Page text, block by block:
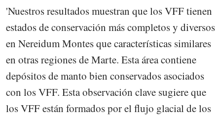
'Nuestros resultados muestran que los VFF tienen
estados de conservación más completos y diversos
en Nereidum Montes que características similares
en otras regiones de Marte. Esta área contiene
depósitos de manto bien conservados asociados
con los VFF. Esta observación clave sugiere que
los VFF están formados por el flujo glacial de los